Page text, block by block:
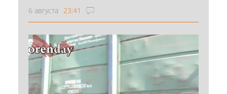
6 августа 23:41